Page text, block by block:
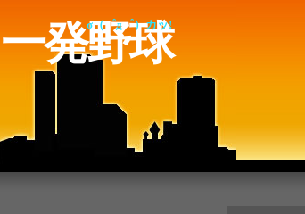
一発野球
σ（゜д゜）カッ!